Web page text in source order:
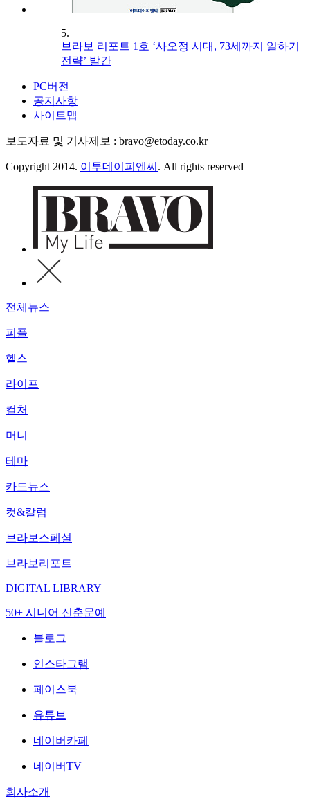
5.
브라보 리포트 1호 ‘사오정 시대, 73세까지 일하기
전략’ 발간
PC버전
공지사항
사이트맵
보도자료 및 기사제보 : bravo@etoday.co.kr
Copyright 2014. 이투데이피엔씨 . All rights reserved
전체뉴스
피플
헬스
라이프
컬처
머니
테마
카드뉴스
컷&칼럼
브라보스페셜
브라보리포트
DIGITAL LIBRARY
50+ 시니어 신춘문예
블로그
인스타그램
페이스북
유튜브
네이버카페
네이버TV
회사소개